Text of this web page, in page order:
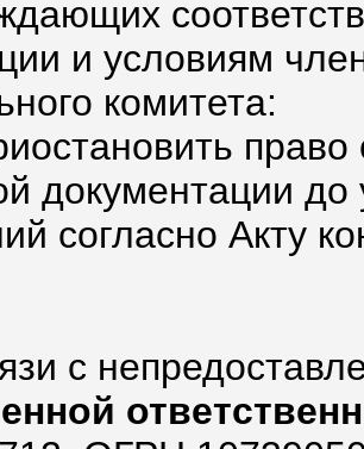
и условиям
комитета:
право
документации
согласно Акту
с